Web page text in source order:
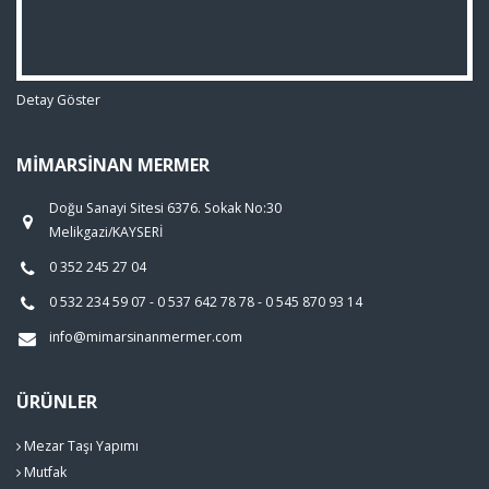
Detay Göster
MIMARSINAN MERMER
Doğu Sanayi Sitesi 6376. Sokak No:30
Melikgazi/KAYSERİ
0 352 245 27 04
0 532 234 59 07 - 0 537 642 78 78 - 0 545 870 93 14
info@mimarsinanmermer.com
ÜRÜNLER
Mezar Taşı Yapımı
Mutfak